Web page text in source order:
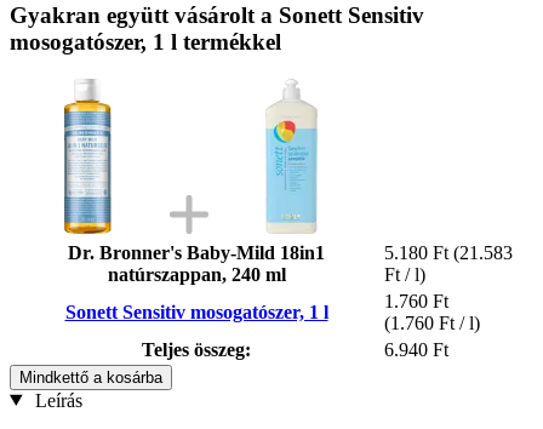
Gyakran együtt vásárolt a Sonett Sensitiv
mosogatószer, 1 l termékkel
Dr. Bronner's Baby-Mild 18in1
natúrszappan, 240 ml
5.180 Ft (21.583
Ft / l)
Sonett Sensitiv mosogatószer, 1 l
1.760 Ft
(1.760 Ft / l)
Teljes összeg:
6.940 Ft
Mindkettő a kosárba
Leírás